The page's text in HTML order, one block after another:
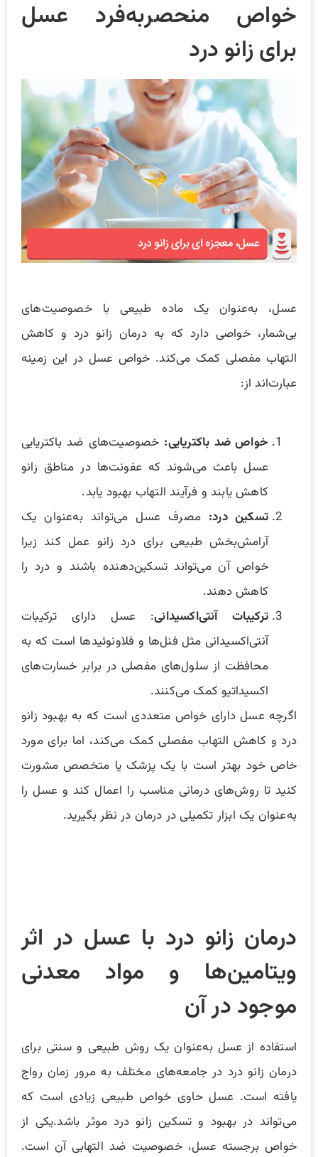
خواص منحصربه‌فرد عسل
برای زانو درد
عسل، به‌عنوان یک ماده طبیعی با خصوصیت‌های
بی‌شمار، خواصی دارد که به درمان زانو درد و کاهش
التهاب مفصلی کمک می‌کند. خواص عسل در این زمینه
عبارت‌اند از:
خواص ضد باکتریایی: خصوصیت‌های ضد باکتریایی
عسل باعث می‌شوند که عفونت‌ها در مناطق زانو
کاهش یابند و فرآیند التهاب بهبود یابد.
تسکین درد: مصرف عسل می‌تواند به‌عنوان یک
آرامش‌بخش طبیعی برای درد زانو عمل کند زیرا
خواص آن می‌تواند تسکین‌دهنده باشند و درد را
کاهش دهند.
ترکیبات آنتی‌اکسیدانی: عسل دارای ترکیبات
آنتی‌اکسیدانی مثل فنل‌ها و فلاونوئیدها است که به
محافظت از سلول‌های مفصلی در برابر خسارت‌های
اکسیداتیو کمک می‌کنند.
اگرچه عسل دارای خواص متعددی است که به بهبود زانو
درد و کاهش التهاب مفصلی کمک می‌کند، اما برای مورد
خاص خود بهتر است با یک پزشک یا متخصص مشورت
کنید تا روش‌های درمانی مناسب را اعمال کند و عسل را
به‌عنوان یک ابزار تکمیلی در درمان در نظر بگیرید.
درمان زانو درد با عسل در اثر
ویتامین‌ها و مواد معدنی
موجود در آن
استفاده از عسل به‌عنوان یک روش طبیعی و سنتی برای
درمان زانو درد در جامعه‌های مختلف به مرور زمان رواج
یافته است. عسل حاوی خواص طبیعی زیادی است که
می‌تواند در بهبود و تسکین زانو درد موثر باشد.یکی از
خواص برجسته عسل، خصوصیت ضد التهابی آن است.